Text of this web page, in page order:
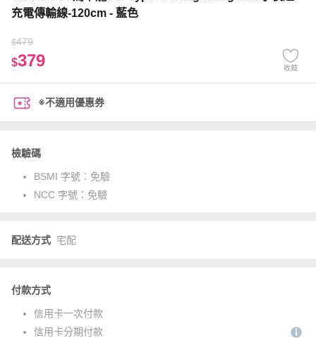
充電傳輸線-120cm - 藍色
$479
$379 收藏
※不適用優惠券
檢驗碼
BSMI 字號： 免驗
NCC 字號： 免驗
配送方式 宅配
付款方式
信用卡一次付款
信用卡分期付款